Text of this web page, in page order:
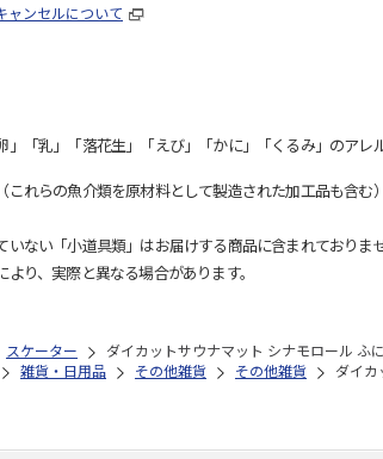
ャンセルについて
「乳」「落花生」「えび」「かに」「くるみ」のアレ
れらの魚介類を原材料として製造された加工品も含む
ない「小道具類」はお届けする商品に含まれておりませ
り、実際と異なる場合があります。
スケーター
ダイカットサウナマット シナモロール ふ
雑貨・日用品 その他雑貨 その他雑貨 ダイカ